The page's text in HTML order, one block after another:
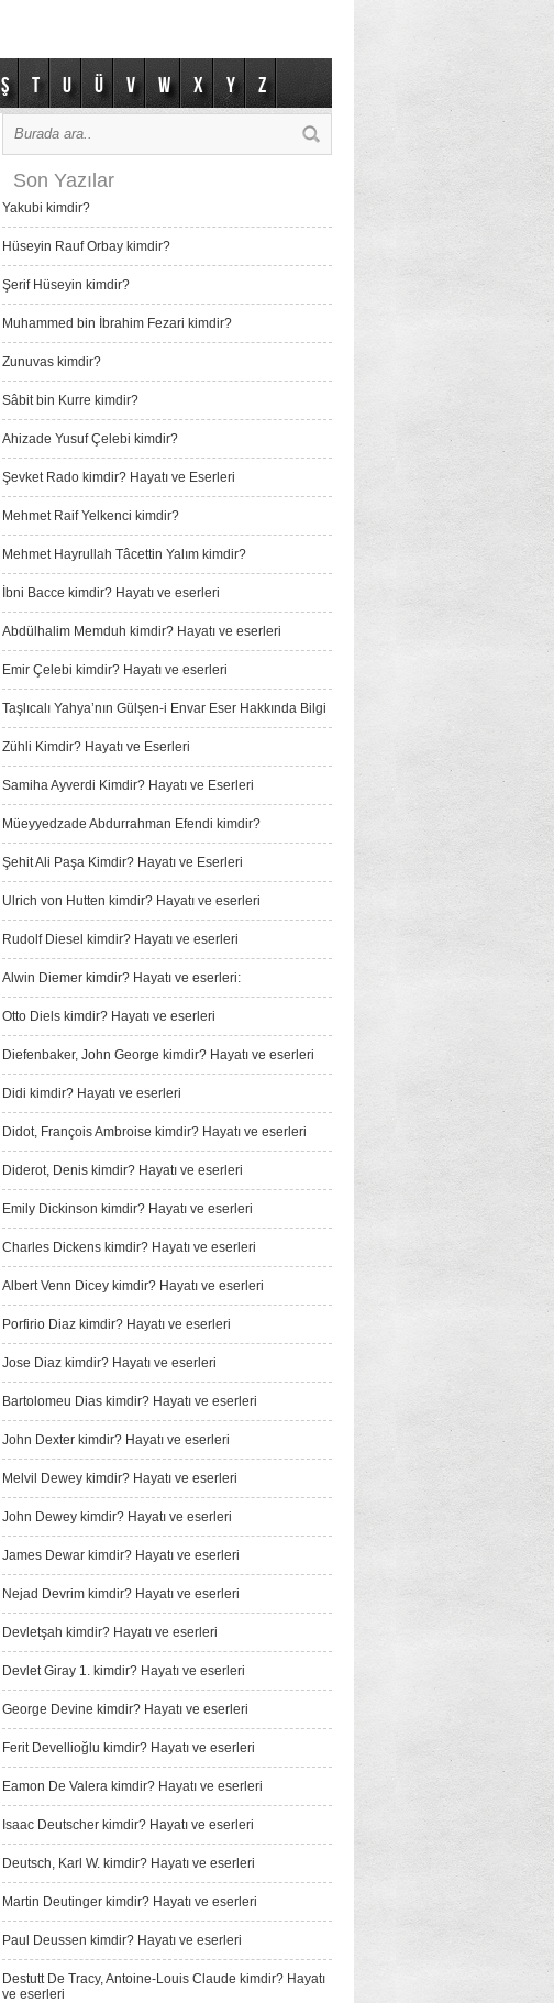
Ş T U Ü V W X Y Z
Son Yazılar
Yakubi kimdir?
Hüseyin Rauf Orbay kimdir?
Şerif Hüseyin kimdir?
Muhammed bin İbrahim Fezari kimdir?
Zunuvas kimdir?
Sâbit bin Kurre kimdir?
Ahizade Yusuf Çelebi kimdir?
Şevket Rado kimdir? Hayatı ve Eserleri
Mehmet Raif Yelkenci kimdir?
Mehmet Hayrullah Tâcettin Yalım kimdir?
İbni Bacce kimdir? Hayatı ve eserleri
Abdülhalim Memduh kimdir? Hayatı ve eserleri
Emir Çelebi kimdir? Hayatı ve eserleri
Taşlıcalı Yahya’nın Gülşen-i Envar Eser Hakkında Bilgi
Zühli Kimdir? Hayatı ve Eserleri
Samiha Ayverdi Kimdir? Hayatı ve Eserleri
Müeyyedzade Abdurrahman Efendi kimdir?
Şehit Ali Paşa Kimdir? Hayatı ve Eserleri
Ulrich von Hutten kimdir? Hayatı ve eserleri
Rudolf Diesel kimdir? Hayatı ve eserleri
Alwin Diemer kimdir? Hayatı ve eserleri:
Otto Diels kimdir? Hayatı ve eserleri
Diefenbaker, John George kimdir? Hayatı ve eserleri
Didi kimdir? Hayatı ve eserleri
Didot, François Ambroise kimdir? Hayatı ve eserleri
Diderot, Denis kimdir? Hayatı ve eserleri
Emily Dickinson kimdir? Hayatı ve eserleri
Charles Dickens kimdir? Hayatı ve eserleri
Albert Venn Dicey kimdir? Hayatı ve eserleri
Porfirio Diaz kimdir? Hayatı ve eserleri
Jose Diaz kimdir? Hayatı ve eserleri
Bartolomeu Dias kimdir? Hayatı ve eserleri
John Dexter kimdir? Hayatı ve eserleri
Melvil Dewey kimdir? Hayatı ve eserleri
John Dewey kimdir? Hayatı ve eserleri
James Dewar kimdir? Hayatı ve eserleri
Nejad Devrim kimdir? Hayatı ve eserleri
Devletşah kimdir? Hayatı ve eserleri
Devlet Giray 1. kimdir? Hayatı ve eserleri
George Devine kimdir? Hayatı ve eserleri
Ferit Devellioğlu kimdir? Hayatı ve eserleri
Eamon De Valera kimdir? Hayatı ve eserleri
Isaac Deutscher kimdir? Hayatı ve eserleri
Deutsch, Karl W. kimdir? Hayatı ve eserleri
Martin Deutinger kimdir? Hayatı ve eserleri
Paul Deussen kimdir? Hayatı ve eserleri
Destutt De Tracy, Antoine-Louis Claude kimdir? Hayatı
ve eserleri